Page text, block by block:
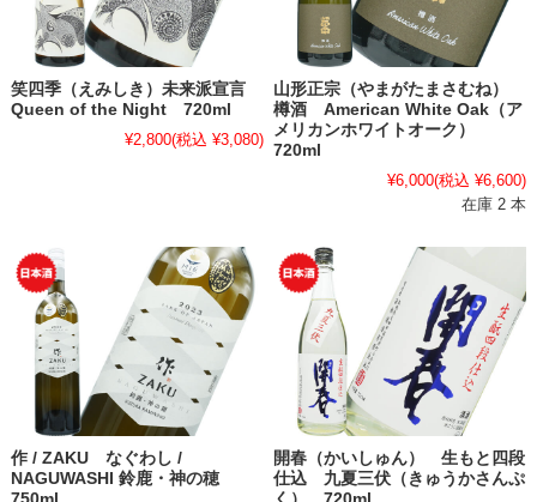
笑四季（えみしき）未来派宣言
Queen of the Night 720ml
¥2,800(税込 ¥3,080)
山形正宗（やまがたまさむね）
樽酒 American White Oak（ア
メリカンホワイトオーク）
720ml
¥6,000(税込 ¥6,600)
在庫 2 本
作 / ZAKU なぐわし /
NAGUWASHI 鈴鹿・神の穂
開春（かいしゅん） 生もと四段
仕込 九夏三伏（きゅうかさんぷ